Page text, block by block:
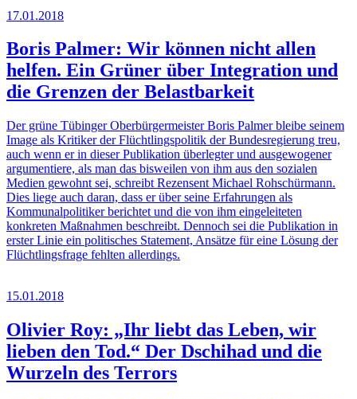
17.01.2018
Boris Palmer: Wir können nicht allen
helfen. Ein Grüner über Integration und
die Grenzen der Belastbarkeit
Der grüne Tübinger Oberbürgermeister Boris Palmer bleibe seinem
Image als Kritiker der Flüchtlingspolitik der Bundesregierung treu,
auch wenn er in dieser Publikation überlegter und ausgewogener
argumentiere, als man das bisweilen von ihm aus den sozialen
Medien gewohnt sei, schreibt Rezensent Michael Rohschürmann.
Dies liege auch daran, dass er über seine Erfahrungen als
Kommunalpolitiker berichtet und die von ihm eingeleiteten
konkreten Maßnahmen beschreibt. Dennoch sei die Publikation in
erster Linie ein politisches Statement, Ansätze für eine Lösung der
Flüchtlingsfrage fehlten allerdings.
15.01.2018
Olivier Roy: „Ihr liebt das Leben, wir
lieben den Tod.“ Der Dschihad und die
Wurzeln des Terrors